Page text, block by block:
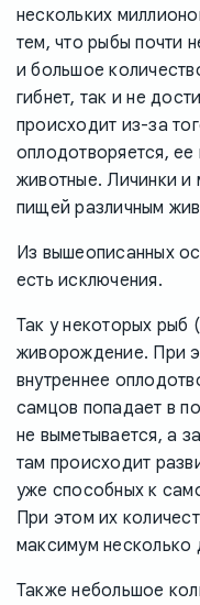
нескольких
тем, что рыбы почти
и большое
гибнет, так и не
происходит из-за
оплодотворяется,
животные. Личинки и
пищей различным
Из вышеописанных
есть исключения.
Так у некоторых рыб
живорождение. При
внутреннее
самцов попадает в
не выметывается, а
там происходит
уже способных к
При этом их
максимум несколько
Также небольшое